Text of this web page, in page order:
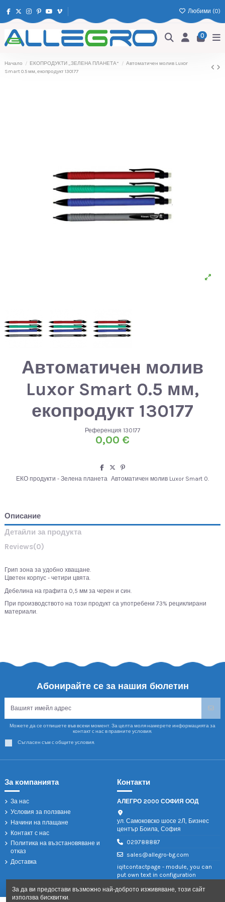
Любими (0)
0
Начало ЕКОПРОДУКТИ „ЗЕЛЕНА ПЛАНЕТА“
Автоматичен молив Luxor
Smart 0.5 мм, екопродукт 130177
Автоматичен молив
Luxor Smart 0.5 мм,
екопродукт 130177
Референция 130177
0,00 €
ЕКО продукти - Зелена планета Автоматичен молив Luxor Smart 0.
Описание
Детайли за продукта
Reviews(0)
Грип зона за удобно хващане.
Цветен корпус - четири цвята.
Дебелина на графита 0,5 мм за черен и син.
При производството на този продукт са употребени 73% рециклирани
материали.
Абонирайте се за нашия бюлетин
Можете да се отпишете във всеки момент. За целта моля намерете информацията за
контакт с нас в правните условия.
Съгласен съм с общите условия.
За компанията
За нас
Условия за ползване
Начини на плащане
Контакт с нас
Политика на възстановяване и
отказ
Доставка
Контакти
АЛЕГРО 2000 СОФИЯ ООД
ул. Самоковско шосе 2Л, Бизнес
център Боила, София
029788887
sales@allegro-bg.com
iqitcontactpage - module, you can
put own text in configuration
За да ви предостави възможно най-доброто изживяване, този сайт
използва бисквитки.